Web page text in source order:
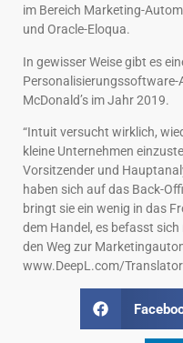
im Bereich Marketing-
und Oracle-Eloqua.
In gewisser Weise gibt es
Personalisierungssoftware-
McDonald’s im Jahr 2019.
“Intuit versucht wirklich,
kleine Unternehmen
Vorsitzender und
haben sich auf das Back-
bringt sie ein wenig in das
dem Handel, es befasst
den Weg zur
www.DeepL.com/